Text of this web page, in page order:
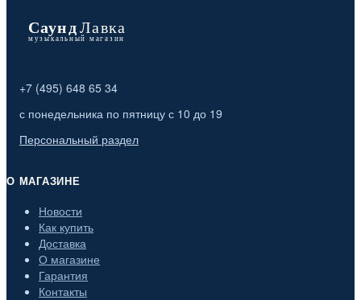
+7 (495) 648 65 34
с понедельника по пятницу с 10 до 19
Персональный раздел
О МАГАЗИНЕ
Новости
Как купить
Доставка
О магазине
Гарантия
Контакты